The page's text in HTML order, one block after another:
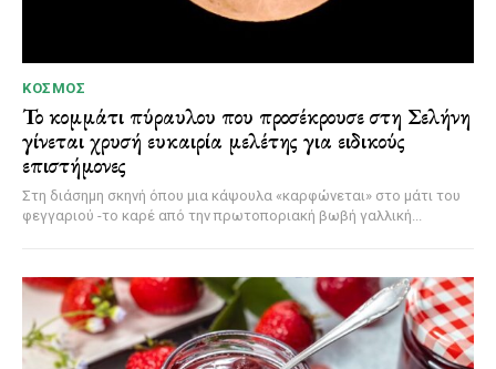
ΚΌΣΜΟΣ
Το κομμάτι πύραυλου που προσέκρουσε στη Σελήνη
γίνεται χρυσή ευκαιρία μελέτης για ειδικούς
επιστήμονες
Στη διάσημη σκηνή όπου μια κάψουλα «καρφώνεται» στο μάτι του
φεγγαριού -το καρέ από την πρωτοποριακή βωβή γαλλική...